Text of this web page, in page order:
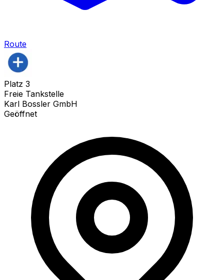
Route
Platz 3
Freie Tankstelle
Karl Bossler GmbH
Geöffnet